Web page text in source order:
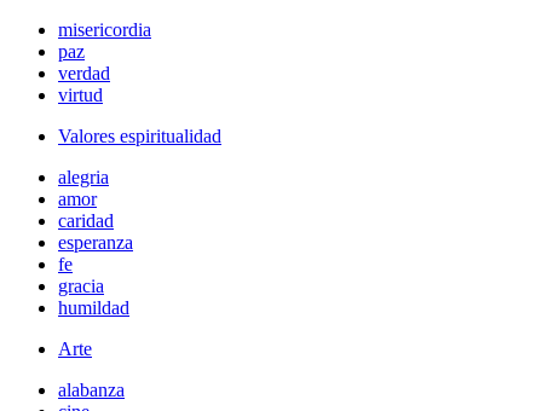
misericordia
paz
verdad
virtud
Valores espiritualidad
alegria
amor
caridad
esperanza
fe
gracia
humildad
Arte
alabanza